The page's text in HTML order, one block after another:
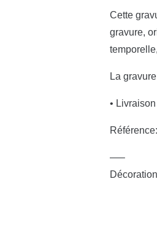
Cette
gravure,
La
•
—–